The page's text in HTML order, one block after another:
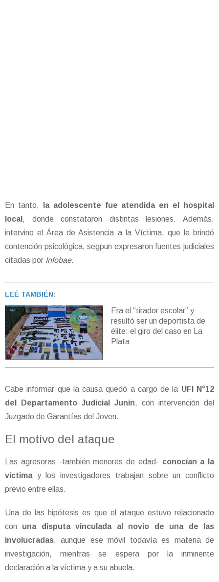
En tanto,
la adolescente fue atendida en el hospital
local , donde constataron distintas lesiones. Además,
intervino el Área de Asistencia a la Víctima, que le brindó
contención psicológica, segpun expresaron fuentes judiciales
citadas por Infobae.
LEÉ TAMBIÉN:
Era el “tirador escolar” y
resultó ser un deportista de
élite: el giro del caso en La
Plata
Cabe informar que la causa quedó a cargo de la UFI N°12
del Departamento Judicial Junín, con intervención del
Juzgado de Garantías del Joven.
El motivo del ataque
Las agresoras -también menores de edad- conocían a la
víctimay los investigadores trabajan sobre un conflicto
previo entre ellas.
Una de las hipótesis es que el ataque estuvo relacionado
con una disputa vinculada al novio de una de las
involucradas, aunque ese móvil todavía es materia de
investigación, mientras se espera por la inminente
declaración a la víctima y a su abuela.